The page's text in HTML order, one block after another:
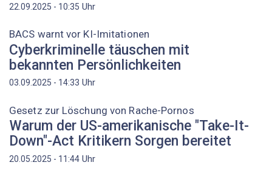
22.09.2025 - 10:35 Uhr
BACS warnt vor KI-Imitationen
Cyberkriminelle täuschen mit
bekannten Persönlichkeiten
03.09.2025 - 14:33 Uhr
Gesetz zur Löschung von Rache-Pornos
Warum der US-amerikanische "Take-It-
Down"-Act Kritikern Sorgen bereitet
20.05.2025 - 11:44 Uhr